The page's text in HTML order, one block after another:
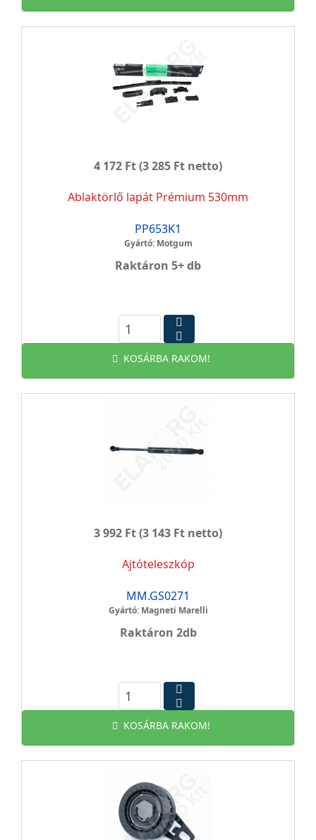
4 172 Ft(3 285 Ft netto)
Ablaktörlő lapát Prémium 530mm
PP653K1
Gyártó: Motgum
Raktáron 5+ db
KOSÁRBA RAKOM!
3 992 Ft(3 143 Ft netto)
Ajtóteleszkóp
MM.GS0271
Gyártó: Magneti Marelli
Raktáron 2db
KOSÁRBA RAKOM!